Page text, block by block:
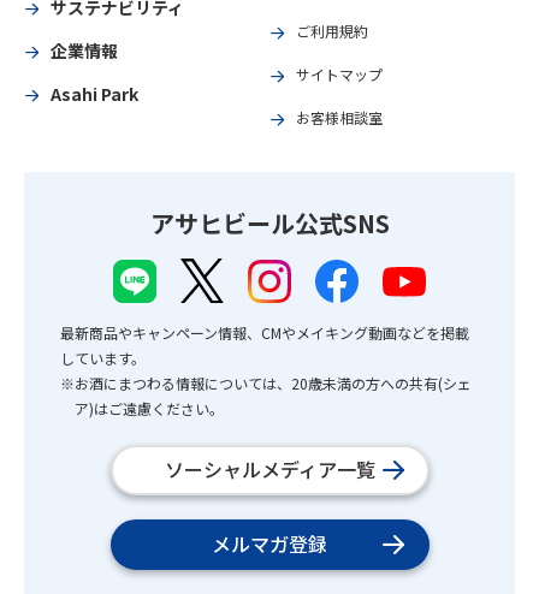
サステナビリティ
企業情報
Asahi Park
ご利用規約
サイトマップ
お客様相談室
アサヒビール公式SNS
最新商品やキャンペーン情報、CMやメイキング動画などを掲載
しています。
※お酒にまつわる情報については、20歳未満の方への共有(シェ
ア)はご遠慮ください。
ソーシャルメディア一覧
メルマガ登録